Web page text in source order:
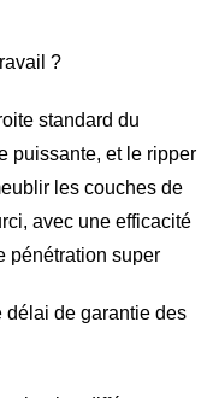
?
standard du
puissante, et le ripper
les couches de
avec une efficacité
pénétration super
délai de garantie des